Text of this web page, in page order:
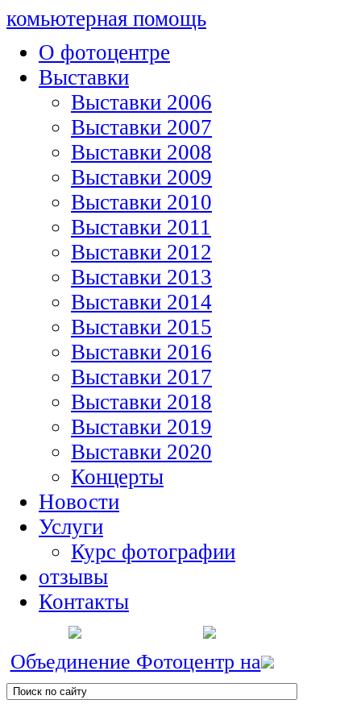
комьютерная помощь
О фотоцентре
Выставки
Выставки 2006
Выставки 2007
Выставки 2008
Выставки 2009
Выставки 2010
Выставки 2011
Выставки 2012
Выставки 2013
Выставки 2014
Выставки 2015
Выставки 2016
Выставки 2017
Выставки 2018
Выставки 2019
Выставки 2020
Концерты
Новости
Услуги
Курс фотографии
отзывы
Контакты
Объединение Фотоцентр на